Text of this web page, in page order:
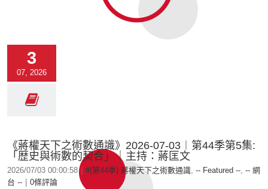
3
07, 2026
《蔣權天下之術數通識》2026-07-03︱第44季第5集:
「歴史與術數的契合」｜主持：蔣匡文
2026/07/03 00:00:58 #(第44季) 蔣權天下之術數通識, -- Featured --, -- 網
台 --
0條評論